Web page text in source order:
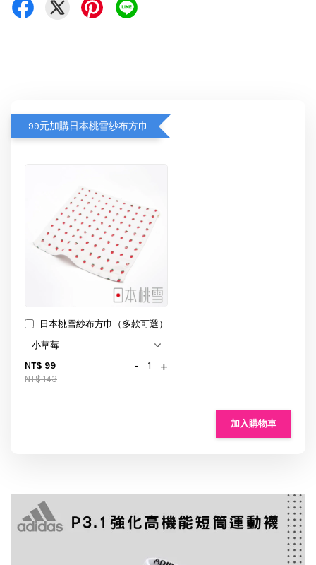
99元加購日本桃雪紗布方巾
日本桃雪紗布方巾（多款可選）
NT$ 99
NT$ 143
- +
加入購物車